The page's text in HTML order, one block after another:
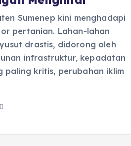
Sumenep kini menghadapi
pertanian. Lahan-lahan
drastis, didorong oleh
infrastruktur, kepadatan
paling kritis, perubahan iklim